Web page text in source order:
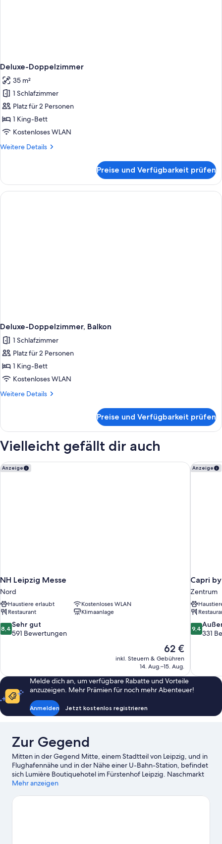
Deluxe-Doppelzimmer
35 m²
1 Schlafzimmer
Platz für 2 Personen
1 King-Bett
Kostenloses WLAN
Weitere Details
Weitere
Doppelzimmer
Preise und Verfügbarkeit prüfen
Deluxe-Doppelzimmer, Balkon
1 Schlafzimmer
Platz für 2 Personen
1 King-Bett
Kostenloses WLAN
Weitere Details
Weitere
Doppelzimmer,
Preise und Verfügbarkeit prüfen
Vielleicht gefällt dir auch
Anzeige
NH Leipzig Messe
Nord
Haustiere erlaubt
Kostenloses WLAN
Restaurant
Klimaanlage
8.4
von
591
Bewertungen
8,4 Sehr gut
591 Bewertungen
Der
Preis
beträgt
62 €
inkl. Steuern & Gebühren
14. Aug.–15. Aug.
NH Leipzig Messe Anzeige
Capri
Zentrum
9.4
von
9,4
331
Capri by
Melde dich an, um verfügbare Rabatte und Vorteile
anzuzeigen. Mehr Prämien für noch mehr Abenteuer!
Anmelden Jetzt kostenlos registrieren
Zur Gegend
Mitten in der Gegend Mitte, einem Stadtteil von Leipzig, und in
Flughafennähe und in der Nähe einer U-Bahn-Station, befindet
sich Lumière Boutiquehotel im Fürstenhof Leipzig. Naschmarkt
und Promenaden Hauptbahnhof Leipzig sollten auf deiner Liste
lieber die Natur der Region bewunderst, bieten sich folgende
Mehr anzeigen